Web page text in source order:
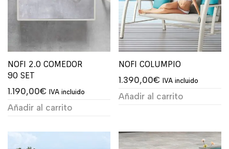
NOFI 2.0 COMEDOR
90 SET
1.190,00€ IVA incluido
Añadir al carrito
NOFI COLUMPIO
1.390,00€ IVA incluido
Añadir al carrito